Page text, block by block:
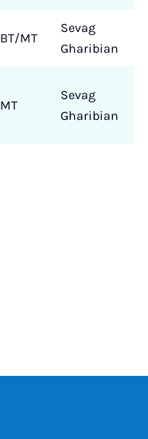
BT/MT
Sevag
Gharibian
MT
Sevag
Gharibian